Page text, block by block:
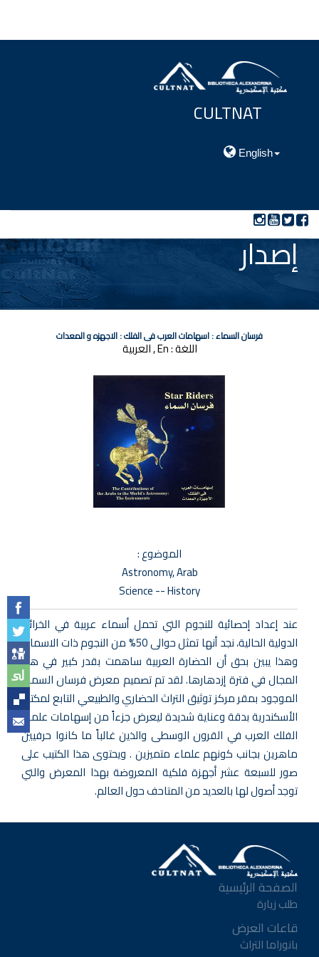
CULTNAT
English
إصدار
فرسان السماء : اسهامات العرب فى الفلك : الاجهزه و المعدات
اللغة :En , العربية
الموضوع :
Astronomy, Arab
Science -- History
عند إعداد إحصائية للنجوم التي تحمل أسماء عربية في الخرائط
الدولية الحالية، نجد أنها تمثل حوالى 50% من النجوم ذات الاسماء.
وهذا يبين بحق أن الحضارة العربية ساهمت بقدر كبير في هذا
المجال في فترة إزدهارها. لقد تم تصميم معرض فرسان السماء
الموجود بمقر مركز توثيق التراث الحضاري والطبيعي التابع لمكتبة
الأسكندرية بدقة وعناية شديدة ليعرض جزءاً من إسهامات علماء
الفلك العرب في القرون الوسطى والذين غالباً ما كانوا حرفيين
ماهرين بجانب كونهم علماء متميزين . ويحتوى هذا الكتيب على
صور للسبعة عشر أجهزة فلكية المعروضة بهذا المعرض والتي
توجد أصول لها بالعديد من المتاحف حول العالم.
الصفحة الرئيسية
طلب زيارة
قاعات العرض
بانوراما التراث